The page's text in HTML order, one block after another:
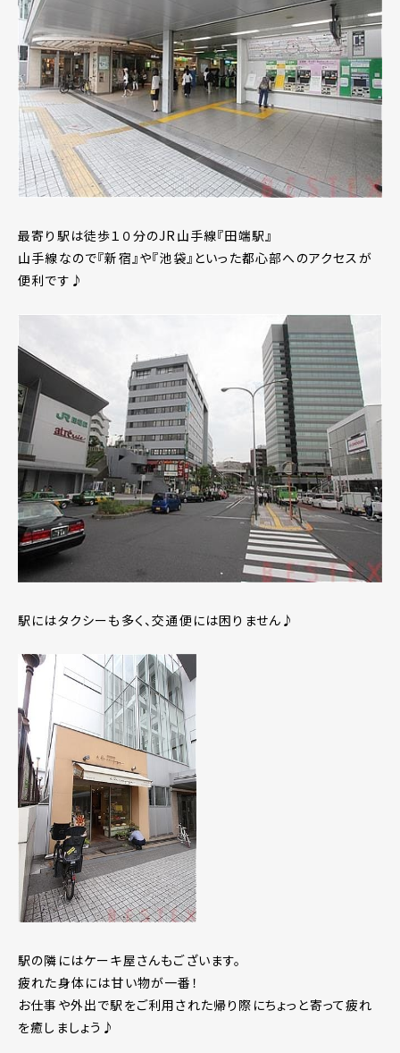
最寄り駅は徒歩１０分のJR山手線『田端駅』
山手線なので『新宿』や『池袋』といった都心部へのアクセスが
便利です♪
駅にはタクシーも多く、交通便には困りません♪
駅の隣にはケーキ屋さんもございます。
疲れた身体には甘い物が一番！
お仕事や外出で駅をご利用された帰り際にちょっと寄って疲れ
を癒しましょう♪